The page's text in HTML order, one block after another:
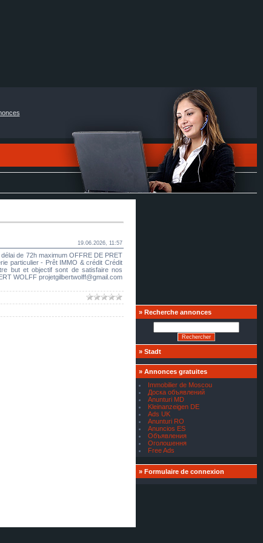
19.06.2026, 11:57
de 72h maximum OFFRE DE PRET
particulier - Prêt IMMO & crédit Crédit
but et objectif sont de satisfaire nos
WOLFF projetgilbertwolff@gmail.com
» Recherche annonces
» Stadt
» Annonces gratuites
Immobilier de Moscou
Доска объявлений
Anunturi MD
Kleinanzeigen DE
Ads UK
Anunturi RO
Anuncios ES
Объявления
Оголошення
Free Ads
» Formulaire de connexion